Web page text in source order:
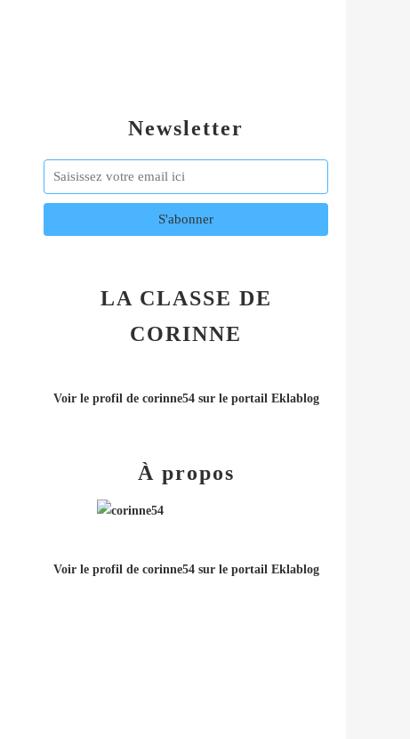
Newsletter
LA CLASSE DE
CORINNE
Voir le profil de corinne54sur le portail Eklablog
À propos
Voir le profil de corinne54sur le portail Eklablog